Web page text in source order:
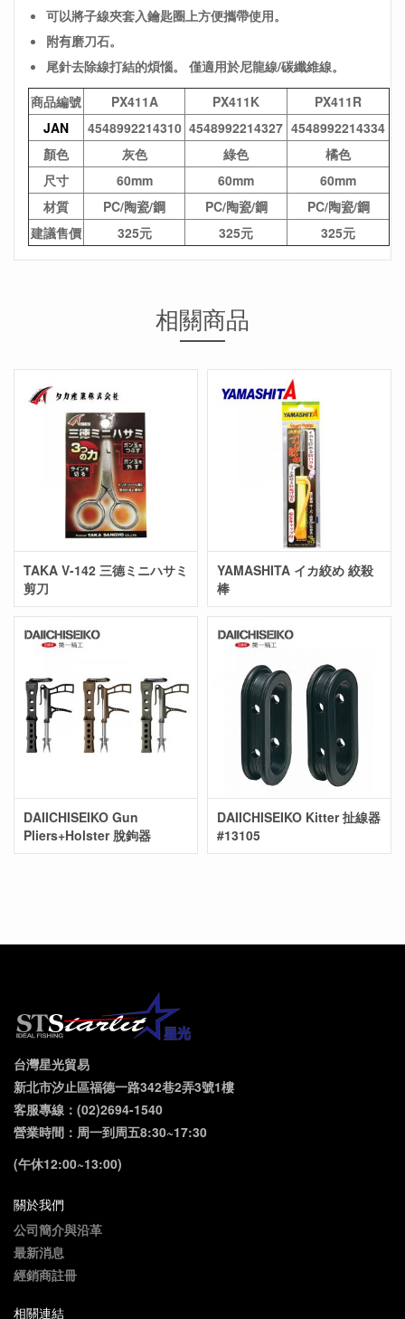
可以將子線夾套入鑰匙圈上方便攜帶使用。
附有磨刀石。
尾針去除線打結的煩惱。
僅適用於尼龍線/碳纖維線。
商品編號
PX411A PX411K
PX411R
JAN
4548992214310 4548992214327 4548992214334
顏色
灰色 綠色
橘色
尺寸
60mm 60mm
60mm
材質
PC/陶瓷/鋼 PC/陶瓷/鋼
PC/陶瓷/鋼
建議售價
325元 325元 325元
相關商品
TAKA V-142 三德ミニハサミ
剪刀
YAMASHITA イカ絞め 絞殺
棒
DAIICHISEIKO Gun
Pliers+Holster 脫鉤器
DAIICHISEIKO Kitter 扯線器
#13105
台灣星光貿易
新北市汐止區福德一路342巷2弄3號1樓
客服專線：(02)2694-1540
營業時間：周一到周五8:30~17:30
(午休12:00~13:00)
關於我們
公司簡介與沿革
最新消息
經銷商註冊
相關連結